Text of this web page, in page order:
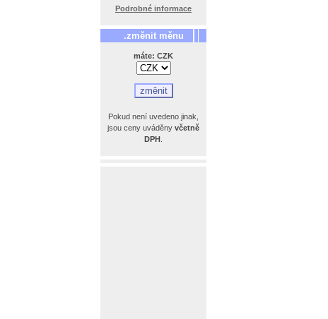
Podrobné informace
.změnit měnu
máte: CZK
Pokud není uvedeno jinak,
jsou ceny uváděny včetně
DPH